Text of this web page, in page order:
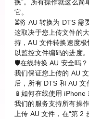
换”。所有操作就这么简
它。
⏳将 AU 转换为 DTS 需
这取决于您上传文件的
持，AU 文件转换速度
以监控文件编码的进度。
🛡️在线转换 AU 安全吗？
我们保证您上传的 AU
后，所有 DTS 和 AU 文
📱如何在线使用 iPhone
我们的服务支持所有操
上传 AU 文件，在“第 2